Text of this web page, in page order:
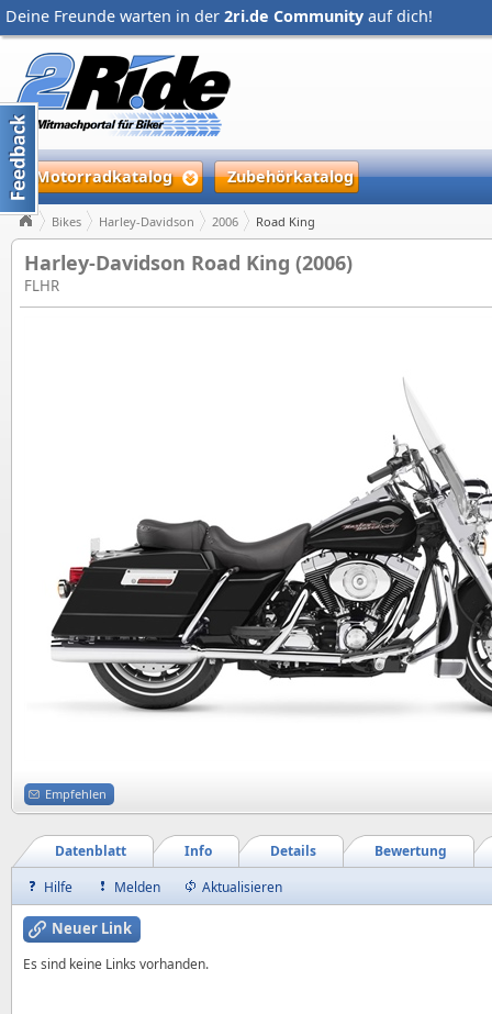
Deine Freunde warten in der 2ri.de Community auf dich!
Motorradkatalog Zubehörkatalog
Bikes Harley-Davidson 2006 Road King
Harley-Davidson Road King (2006)
FLHR
Empfehlen
Bewertung
Details
Info
Datenblatt
Hilfe
Melden Aktualisieren
Neuer Link
Es sind keine Links vorhanden.